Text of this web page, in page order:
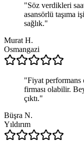
"Söz verdikleri
asansörlü taşıma
sağlık."
Murat H.
Osmangazi
"Fiyat performans
firması olabilir.
çıktı."
Büşra N.
Yıldırım